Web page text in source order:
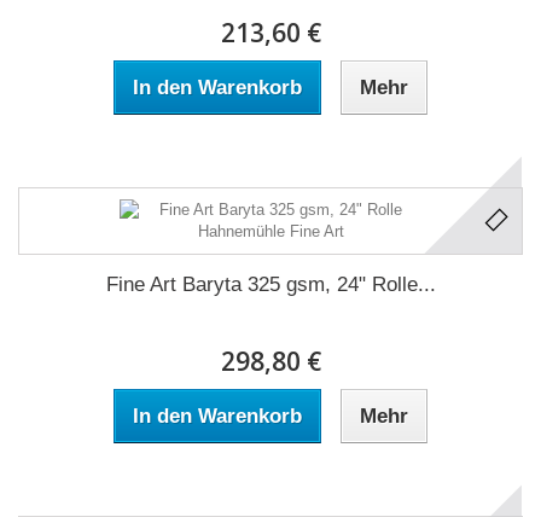
213,60 €
In den Warenkorb Mehr
Fine Art Baryta 325 gsm, 24" Rolle...
298,80 €
In den Warenkorb Mehr